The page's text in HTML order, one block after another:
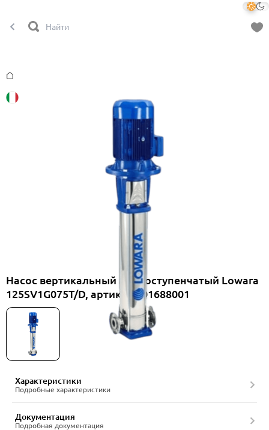
Насос вертикальный многоступенчатый Lowara
125SV1G075T/D, артикул 101688001
Характеристики
Подробные характеристики
Документация
Подробная документация